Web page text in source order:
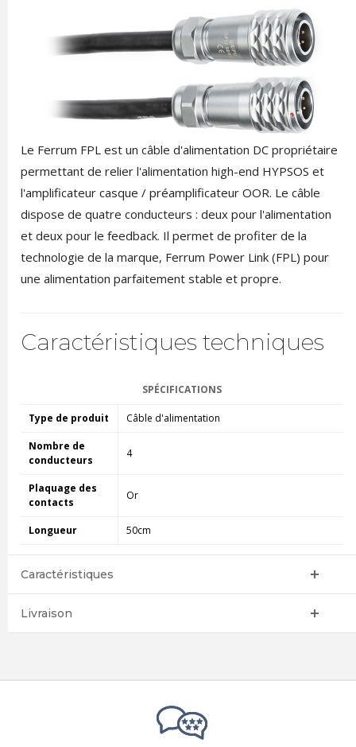
Le Ferrum FPL est un câble d'alimentation DC propriétaire
permettant de relier l'alimentation high-end HYPSOS et
l'amplificateur casque / préamplificateur OOR. Le câble
dispose de quatre conducteurs : deux pour l'alimentation
et deux pour le feedback. Il permet de profiter de la
technologie de la marque, Ferrum Power Link (FPL) pour
une alimentation parfaitement stable et propre.
Caractéristiques techniques
SPÉCIFICATIONS
Type de produit Câble d'alimentation
Nombre de
conducteurs
4
Plaquage des
contacts
Or
Longueur 50cm
Caractéristiques
Livraison